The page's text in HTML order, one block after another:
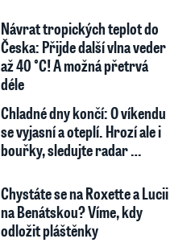
Návrat tropických teplot do
Česka: Přijde další vlna veder
až 40 °C! A možná přetrvá
déle
Chladné dny končí: O víkendu
se vyjasní a oteplí. Hrozí ale i
bouřky, sledujte radar …
Chystáte se na Roxette a Lucii
na Benátskou? Víme, kdy
odložit pláštěnky